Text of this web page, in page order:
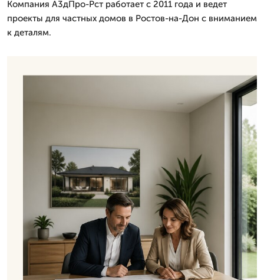
Компания А3дПро-Рст работает с 2011 года и ведет
проекты для частных домов в Ростов-на-Дон с вниманием
к деталям.